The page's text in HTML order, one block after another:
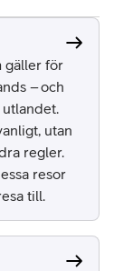
gäller för
– och
utan
regler.
resor
till.